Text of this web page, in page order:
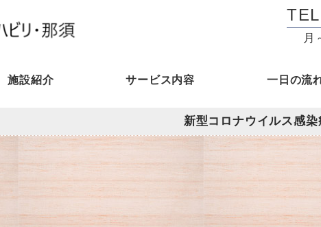
月
施設紹介 サービス内容 一日の流
新型コロナウイルス感